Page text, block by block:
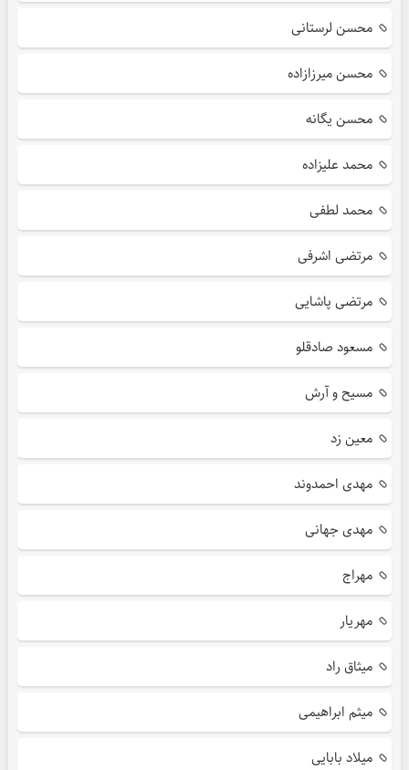
محسن لرستانی
محسن میرزازاده
محسن یگانه
محمد علیزاده
محمد لطفی
مرتضی اشرفی
مرتضی پاشایی
مسعود صادقلو
مسیح و آرش
معین زد
مهدی احمدوند
مهدی جهانی
مهراج
مهریار
میثاق راد
میثم ابراهیمی
میلاد بابایی